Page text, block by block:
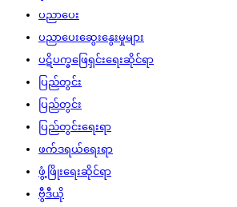
ပညာပေး
ပညာပေးဆွေးနွေးမှုများ
ပဋိပက္ခဖြေရှင်းရေးဆိုင်ရာ
ပြည်တွင်း
ပြည်တွင်း
ပြည်တွင်းရေးရာ
ဖက်ဒရယ်ရေးရာ
ဖွံ့ဖြိုးရေးဆိုင်ရာ
ဗွီဒီယို